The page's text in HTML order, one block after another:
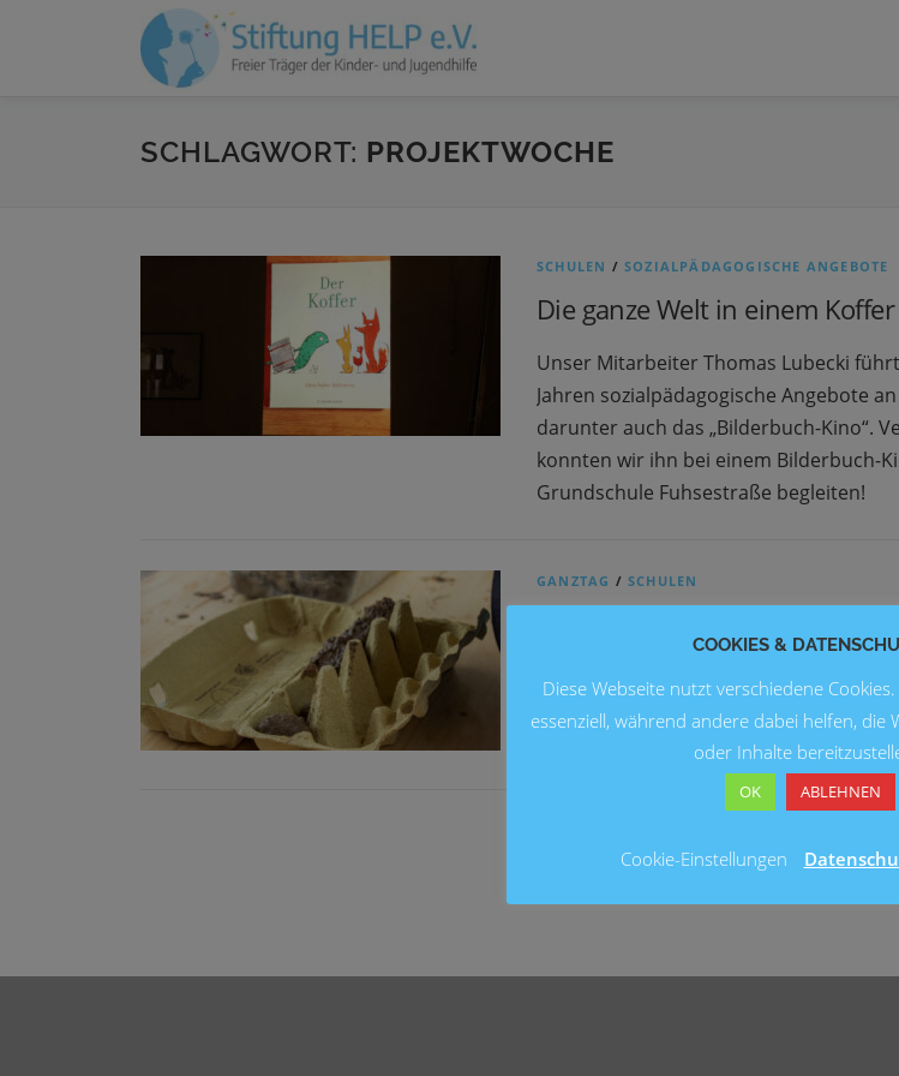
SCHLAGWORT: PROJEKTWOCHE
SCHULEN /SOZIALPÄDAGOGISCHE ANGEBOTE
Die ganze Welt in einem Koffer
Unser Mitarbeiter Thomas Lubecki
Jahren sozialpädagogische Angebote
darunter auch das „Bilderbuch-Kino“.
konnten wir ihn bei einem Bilderbuch-
Grundschule Fuhsestraße begleiten!
GANZTAG /SCHULEN
Unter dem Motto „Empathie für Natur
Ganztagskoordination der Grundschule
Woche vom 20. bis 24. März eine
COOKIES &
Diese Webseite nutzt verschiedene
essenziell, während andere dabei helfen, die
oder Inhalte
OK ABLEHNEN
Cookie-Einstellungen